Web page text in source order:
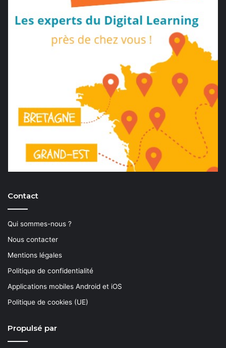
Contact
Qui sommes-nous ?
Nous contacter
Mentions légales
Politique de confidentialité
Applications mobiles Android et iOS
Politique de cookies (UE)
Propulsé par